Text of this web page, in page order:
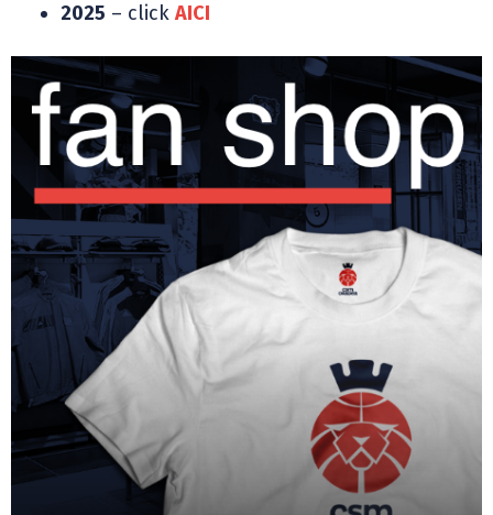
2025 – click AICI